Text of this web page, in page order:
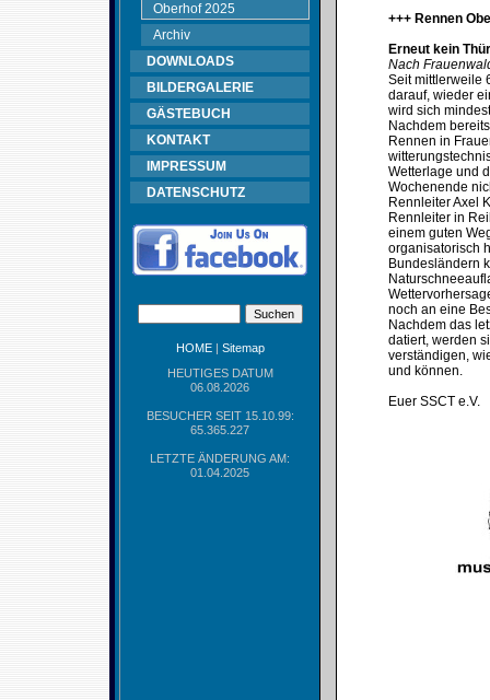
Oberhof 2025
Archiv
DOWNLOADS
BILDERGALERIE
GÄSTEBUCH
KONTAKT
IMPRESSUM
DATENSCHUTZ
HOME| Sitemap
HEUTIGES DATUM
06.08.2026
BESUCHER SEIT 15.10.99:
65.365.227
LETZTE ÄNDERUNG AM:
01.04.2025
+++ Rennen
Erneut kein
Nach
Seit mittlerweile
darauf, wieder
wird sich
Nachdem
Rennen in
Wetterlage und
Wochenende
Rennleiter Axel
Rennleiter in
einem guten
organisatorisch
Bundesländern
noch an eine
Nachdem das
datiert, werden
verständigen,
und können.
Euer SSCT e.V.